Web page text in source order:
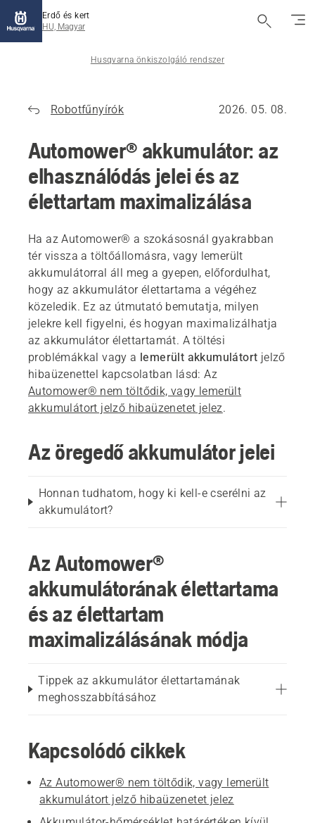
Erdő és kert
HU, Magyar
Husqvarna önkiszolgáló rendszer
Robotfűnyírók 2026. 05. 08.
Automower® akkumulátor: az
elhasználódás jelei és az
élettartam maximalizálása
Ha az Automower® a szokásosnál gyakrabban
tér vissza a töltőállomásra, vagy lemerült
akkumulátorral áll meg a gyepen, előfordulhat,
hogy az akkumulátor élettartama a végéhez
közeledik. Ez az útmutató bemutatja, milyen
jelekre kell figyelni, és hogyan maximalizálhatja
az akkumulátor élettartamát. A töltési
problémákkal vagy a lemerült akkumulátort jelző
hibaüzenettel kapcsolatban lásd: Az
Automower® nem töltődik, vagy lemerült
akkumulátort jelző hibaüzenetet jelez.
Az öregedő akkumulátor jelei
Honnan tudhatom, hogy ki kell-e cserélni az
akkumulátort?
Az Automower®
akkumulátorának élettartama
és az élettartam
maximalizálásának módja
Tippek az akkumulátor élettartamának
meghosszabbításához
Kapcsolódó cikkek
Az Automower® nem töltődik, vagy lemerült
akkumulátort jelző hibaüzenetet jelez